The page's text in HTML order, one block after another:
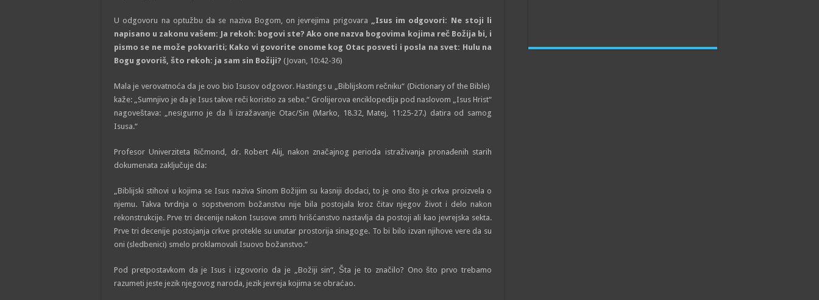
U odgovoru na optužbu da se naziva Bogom, on jevrejima prigovara „Isus im odgovori: Ne stoji li
napisano u zakonu vašem: Ja rekoh: bogovi ste? Ako one nazva bogovima kojima reč Božija bi, i
pismo se ne može pokvariti; Kako vi govorite onome kog Otac posveti i posla na svet: Hulu na
Bogu govoriš, što rekoh: ja sam sin Božiji? (Jovan, 10:42-36)
Mala je verovatnoća da je ovo bio Isusov odgovor. Hastings u „Biblijskom rečniku“ (Dictionary of the Bible)
kaže: „Sumnjivo je da je Isus takve reči koristio za sebe.“ Grolijerova enciklopedija pod naslovom „Isus Hrist“
nagoveštava: „nesigurno je da li izražavanje Otac/Sin (Marko, 18.32, Matej, 11:25-27.) datira od samog
Isusa.“
Profesor Univerziteta Ričmond, dr. Robert Alij, nakon značajnog perioda istraživanja pronađenih starih
dokumenata zaklјučuje da:
„Biblijski stihovi u kojima se Isus naziva Sinom Božijim su kasniji dodaci, to je ono što je crkva proizvela o
njemu. Takva tvrdnja o sopstvenom božanstvu nije bila postojala kroz čitav njegov život i delo nakon
rekonstrukcije. Prve tri decenije nakon Isusove smrti hrišćanstvo nastavlјa da postoji ali kao jevrejska sekta.
Prve tri decenije postojanja crkve protekle su unutar prostorija sinagoge. To bi bilo izvan njihove vere da su
oni (sledbenici) smelo proklamovali Isuovo božanstvo.“
Pod pretpostavkom da je Isus i izgovorio da je „Božiji sin“, Šta je to značilo? Ono što prvo trebamo
razumeti jeste jezik njegovog naroda, jezik jevreja kojima se obraćao.